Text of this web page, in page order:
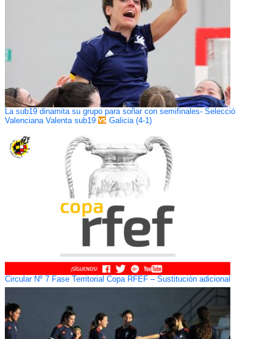
La sub19 dinamita su grupo para soñar con semifinales- Selecció
Valenciana Valenta sub19
Galicia (4-1)
Circular Nº 7 Fase Territorial Copa RFEF – Sustitución adicional